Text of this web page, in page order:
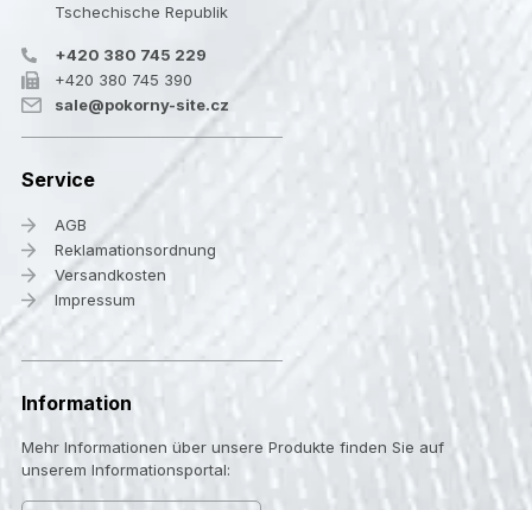
Tschechische Republik
+420 380 745 229
+420 380 745 390
sale@pokorny-site.cz
Service
AGB
Reklamationsordnung
Versandkosten
Impressum
Information
Mehr Informationen über unsere Produkte finden Sie auf
unserem Informationsportal: